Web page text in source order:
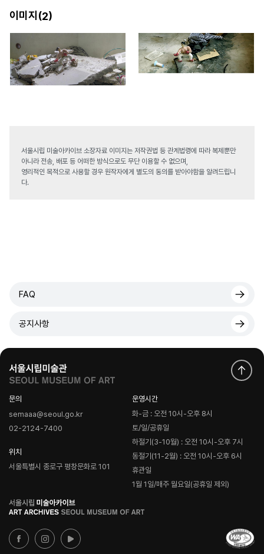
이미지(2)
서울시립 미술아카이브 소장자료 이미지는 저작권법 등 관계법령에 따라 복제뿐만
아니라 전송, 배포 등 어떠한 방식으로도 무단 이용할 수 없으며,
영리적인 목적으로 사용할 경우 원작자에게 별도의 동의를 받아야함을 알려드립니
다.
FAQ
공지사항
문의
semaaa@seoul.go.kr
02-2124-7400
위치
서울특별시 종로구 평창문화로 101
운영시간
화-금 : 오전 10시-오후 8시
토/일/공휴일
하절기(3-10월) : 오전 10시-오후 7시
동절기(11-2월) : 오전 10시-오후 6시
휴관일
1월 1일/매주 월요일(공휴일 제외)
로
고